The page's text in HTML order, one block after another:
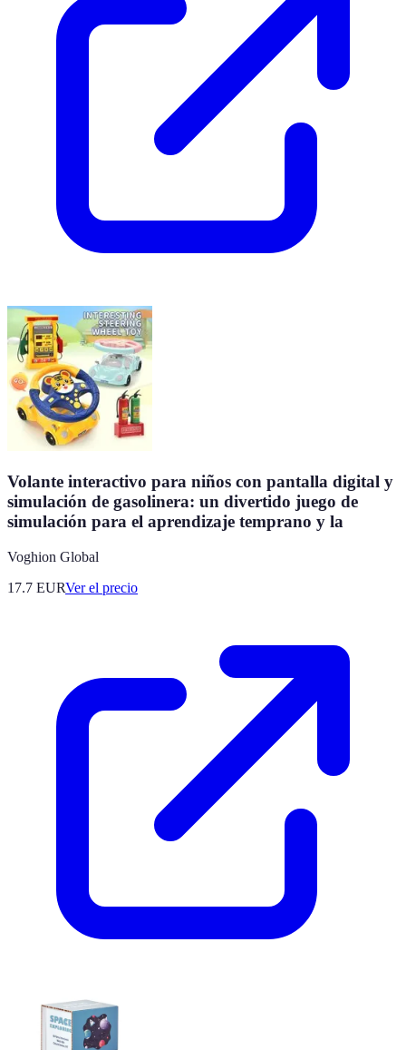
Volante interactivo para niños con pantalla digital y
simulación de gasolinera: un divertido juego de
simulación para el aprendizaje temprano y la
Voghion Global
17.7 EURVer el precio